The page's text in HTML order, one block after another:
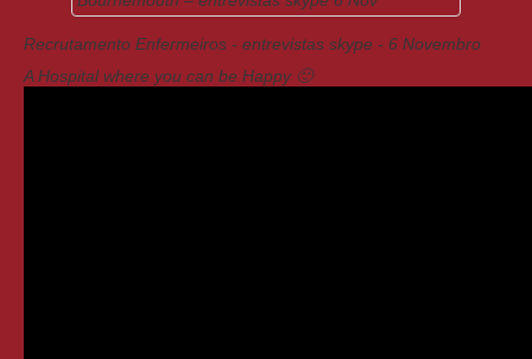
Recrutamento Enfermeiros - entrevistas skype - 6 Novembro
A Hospital where you can be Happy 🙂